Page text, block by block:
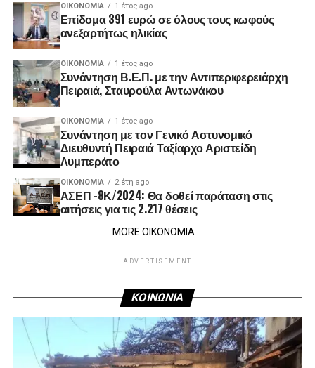
ΟΙΚΟΝΟΜΊΑ 1 έτος ago
Επίδομα 391 ευρώ σε όλους τους κωφούς
ανεξαρτήτως ηλικίας
ΟΙΚΟΝΟΜΊΑ 1 έτος ago
Συνάντηση Β.Ε.Π. με την Αντιπεριφερειάρχη
Πειραιά, Σταυρούλα Αντωνάκου
ΟΙΚΟΝΟΜΊΑ 1 έτος ago
Συνάντηση με τον Γενικό Αστυνομικό
Διευθυντή Πειραιά Ταξίαρχο Αριστείδη
Λυμπεράτο
ΟΙΚΟΝΟΜΊΑ 2 έτη ago
ΑΣΕΠ -8Κ/2024: Θα δοθεί παράταση στις
αιτήσεις για τις 2.217 θέσεις
MORE ΟΙΚΟΝΟΜΙΑ
ADVERTISEMENT
ΚΟΙΝΩΝΙΑ